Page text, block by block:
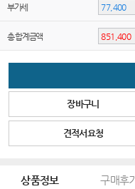
부가세
총 합계금액
장바구니
견적서요청
상품정보 구매후기